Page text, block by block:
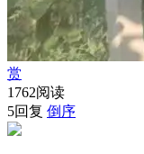
赏
1762阅读
5回复 倒序